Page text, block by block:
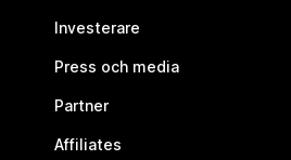
Investerare
Press och media
Partner
Affiliates